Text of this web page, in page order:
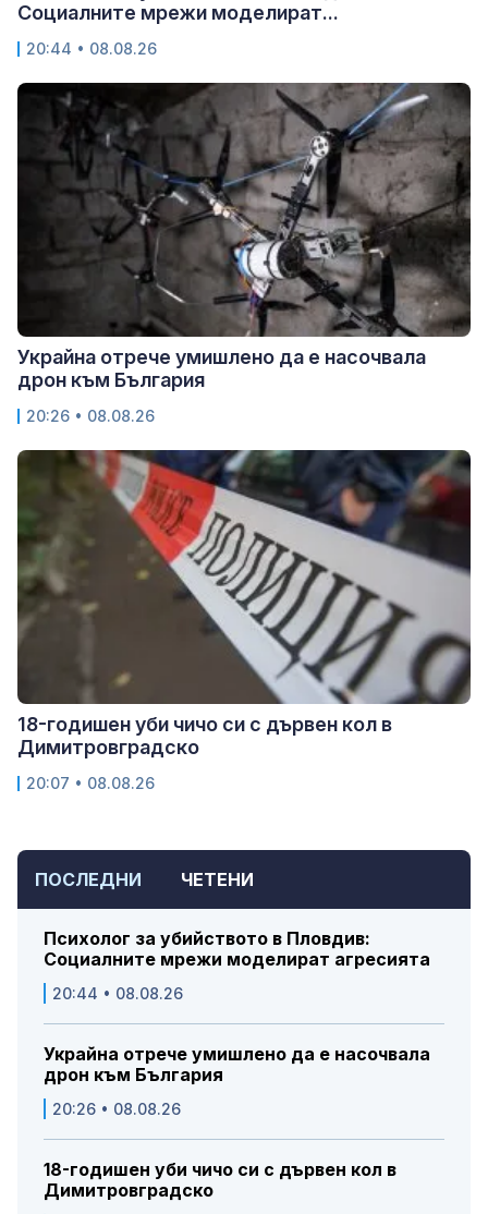
ПОСЛЕДНИ ЧЕТЕНИ
Психолог за убийството в Пловдив:
Социалните мрежи моделират агресията
20:44 • 08.08.26
Украйна отрече умишлено да е насочвала
дрон към България
20:26 • 08.08.26
18-годишен уби чичо си с дървен кол в
Димитровградско
Социалните мрежи моделират...
20:44 • 08.08.26
Украйна отрече умишлено да е насочвала
дрон към България
20:26 • 08.08.26
18-годишен уби чичо си с дървен кол в
Димитровградско
20:07 • 08.08.26